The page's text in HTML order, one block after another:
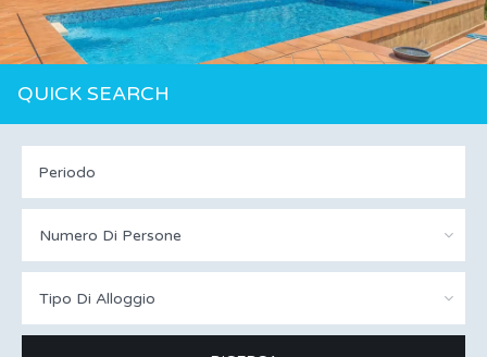
QUICK SEARCH
Numero Di Persone
Tipo Di Alloggio